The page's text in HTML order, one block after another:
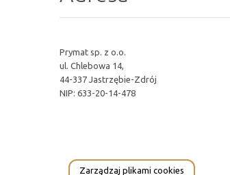
Prymat sp. z o.o.
ul. Chlebowa 14,
44-337 Jastrzębie-Zdrój
NIP: 633-20-14-478
Zarządzaj plikami cookies